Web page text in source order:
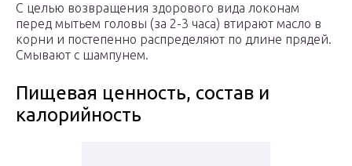
С целью возвращения здорового вида локонам
перед мытьем головы (за 2-3 часа) втирают масло в
корни и постепенно распределяют по длине прядей.
Смывают с шампунем.
Пищевая ценность, состав и
калорийность